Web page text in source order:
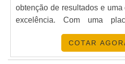
obtenção de resultados e uma
excelência. Com uma
possível compactar solos
Pedras de pavimentação; Asfalto.
DETALHES SOBRE O
COTAR